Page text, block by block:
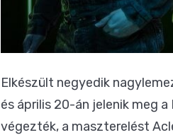
Elkészült negyedik
és április 20-án jelenik meg
végezték, a maszterelést